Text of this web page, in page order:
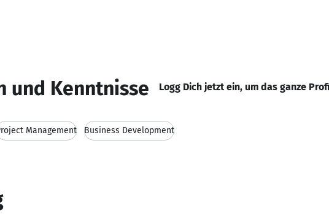
und Kenntnisse Logg Dich jetzt ein, um das ganze
Management Business Development